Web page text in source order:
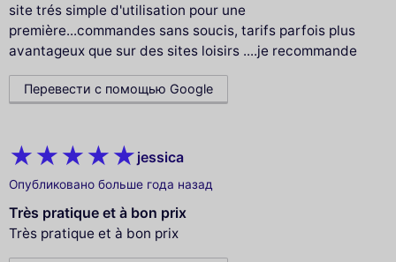
site trés simple d'utilisation pour une
première...commandes sans soucis, tarifs parfois plus
avantageux que sur des sites loisirs ....je recommande
Перевести с помощью Google
jessica
Опубликовано больше года назад
Très pratique et à bon prix
Très pratique et à bon prix